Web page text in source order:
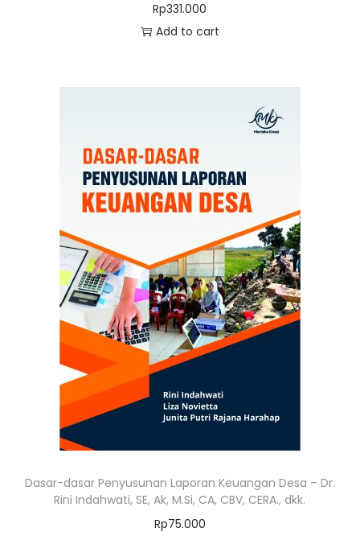
Rp331.000
Add to cart
Dasar-dasar Penyusunan Laporan Keuangan Desa – Dr.
Rini Indahwati, SE, Ak, M.Si, CA, CBV, CERA., dkk.
Rp75.000